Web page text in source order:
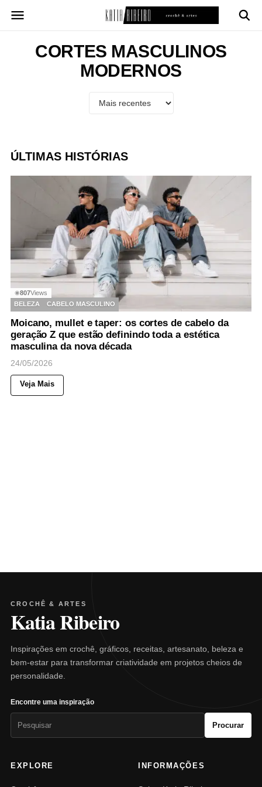
para
conteúdoCORTES MASCULINOS
MODERNOS
ÚLTIMAS HISTÓRIAS
◉807Views
BELEZA
CABELO MASCULINO
Moicano, mullet e taper: os cortes de cabelo da
geração Z que estão definindo toda a estética
masculina da nova década
24/05/2026
Veja Mais
CROCHÊ & ARTES
Katia Ribeiro
Inspirações em crochê, gráficos, receitas, artesanato, beleza e
bem-estar para transformar criatividade em projetos cheios de
personalidade.
Encontre uma inspiração
Procurar
EXPLORE INFORMAÇÕES